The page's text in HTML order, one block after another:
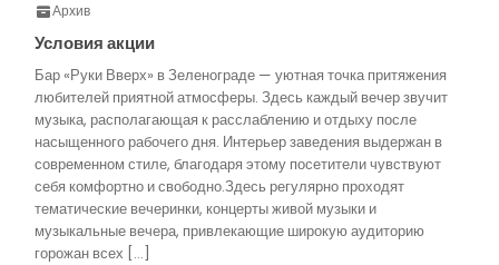
Архив
Условия акции
Бар «Руки Вверх» в Зеленограде — уютная точка притяжения
любителей приятной атмосферы. Здесь каждый вечер звучит
музыка, располагающая к расслаблению и отдыху после
насыщенного рабочего дня. Интерьер заведения выдержан в
современном стиле, благодаря этому посетители чувствуют
себя комфортно и свободно.Здесь регулярно проходят
тематические вечеринки, концерты живой музыки и
музыкальные вечера, привлекающие широкую аудиторию
горожан всех […]